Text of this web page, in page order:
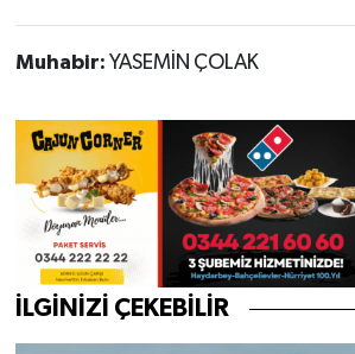
Muhabir: YASEMİN ÇOLAK